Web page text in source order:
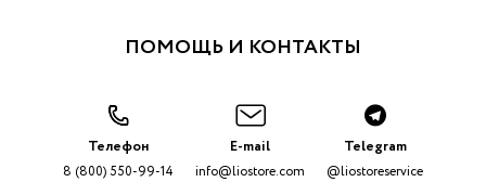
ПОМОЩЬ И КОНТАКТЫ
Телефон
8 (800) 550-99-14
E-mail
info@liostore.com
Telegram
@liostoreservice